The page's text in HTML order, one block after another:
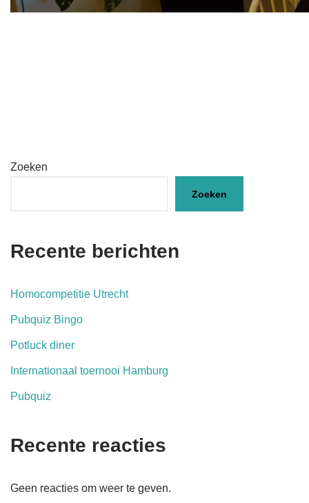
Zoeken
Zoeken
Recente berichten
Homocompetitie Utrecht
Pubquiz Bingo
Potluck diner
Internationaal toernooi Hamburg
Pubquiz
Recente reacties
Geen reacties om weer te geven.